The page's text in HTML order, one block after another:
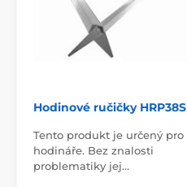
Hodinové ručičky HRP38S
Tento produkt je určený pro
hodináře. Bez znalosti
problematiky jej…